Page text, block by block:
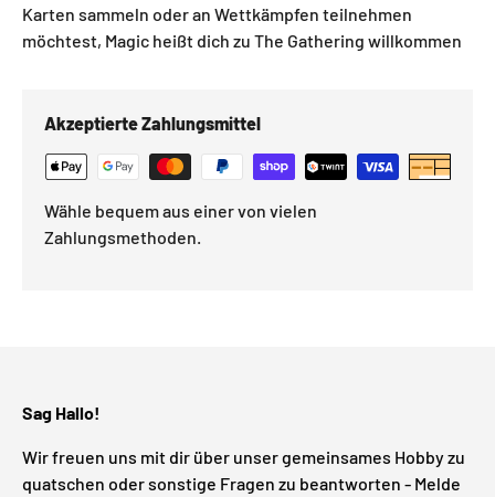
Karten sammeln oder an Wettkämpfen teilnehmen
möchtest, Magic heißt dich zu The Gathering willkommen
Akzeptierte Zahlungsmittel
Wähle bequem aus einer von vielen
Zahlungsmethoden.
Sag Hallo!
Wir freuen uns mit dir über unser gemeinsames Hobby zu
quatschen oder sonstige Fragen zu beantworten - Melde